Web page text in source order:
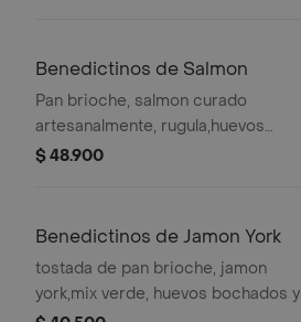
Benedictinos de Salmon
Pan brioche, salmon curado
artesanalmente, rugula,huevos
pochados y salsa holandesa
$ 48.900
Benedictinos de Jamon York
tostada de pan brioche, jamon
york,mix verde, huevos bochados y